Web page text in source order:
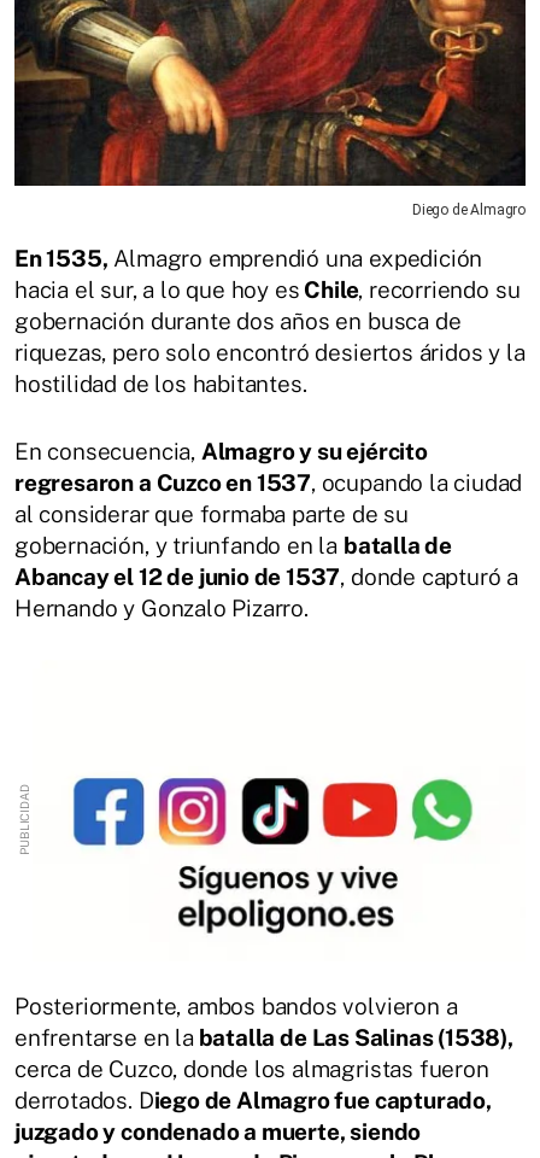
Diego de Almagro
En 1535, Almagro emprendió una expedición
hacia el sur, a lo que hoy es Chile, recorriendo su
gobernación durante dos años en busca de
riquezas, pero solo encontró desiertos áridos y la
hostilidad de los habitantes.
En consecuencia, Almagro y su ejército
regresaron a Cuzco en 1537, ocupando la ciudad
al considerar que formaba parte de su
gobernación, y triunfando en la batalla de
Abancay el 12 de junio de 1537, donde capturó a
Hernando y Gonzalo Pizarro.
Posteriormente, ambos bandos volvieron a
enfrentarse en la batalla de Las Salinas (1538),
cerca de Cuzco, donde los almagristas fueron
derrotados. Diego de Almagro fue capturado,
juzgado y condenado a muerte, siendo